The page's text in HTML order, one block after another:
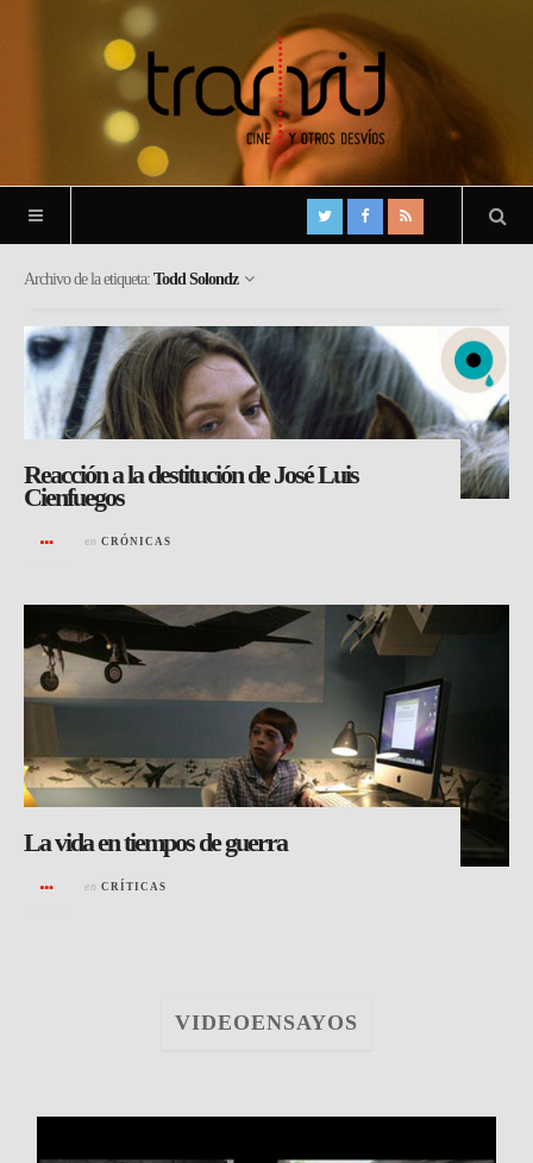
Archivo de la etiqueta: Todd Solondz
Reacción a la destitución de José Luis
Cienfuegos
en CRÓNICAS
La vida en tiempos de guerra
en CRÍTICAS
VIDEOENSAYOS